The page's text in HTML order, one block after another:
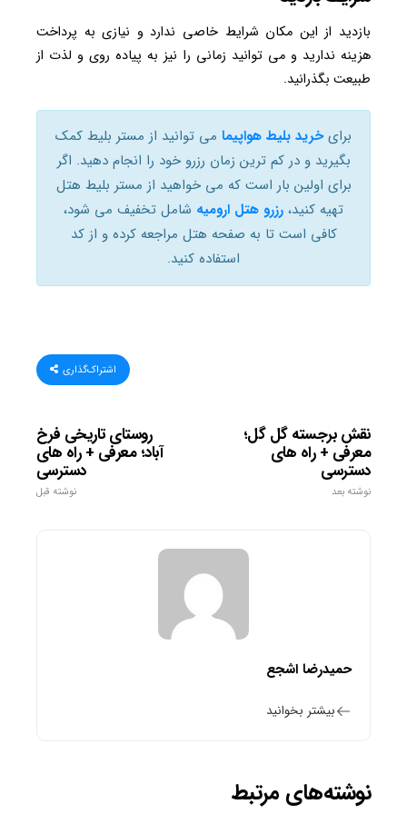
بازدید از این مکان شرایط خاصی ندارد و نیازی به پرداخت
هزینه ندارید و می توانید زمانی را نیز به پیاده روی و لذت از
طبیعت بگذرانید.
برایخرید بلیط هواپیما می توانید از مستر بلیط کمک
بگیرید و در کم ترین زمان رزرو خود را انجام دهید. اگر
برای اولین بار است که می خواهید از مستر بلیط هتل
تهیه کنید، رزرو هتل ارومیه شامل تخفیف می شود،
کافی است تا به صفحه هتل مراجعه کرده و از کد
استفاده کنید.
اشتراک‌گذاری
روستای تاریخی فرخ
آباد؛ معرفی + راه های
دسترسی
نوشته قبل
نقش ‌برجسته گل گل؛
معرفی + راه های
دسترسی
نوشته بعد
حمیدرضا اشجع
بیشتر بخوانید
نوشته‌های مرتبط